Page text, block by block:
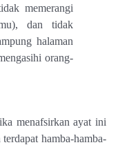
memerangi
dan tidak
halaman
orang-
menafsirkan ayat ini
hamba-hamba-